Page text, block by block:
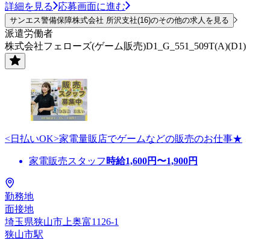
詳細を見る 応募画面に進む
サンエス警備保障株式会社 所沢支社(16)のその他の求人を見る
派遣労働者
株式会社フェローズ(ゲーム販売)D1_G_551_509T(A)(D1)
<日払いOK>家電量販店でゲームなどの販売のお仕事★
家電販売スタッフ 時給1,600円〜1,900円
勤務地
面接地
埼玉県狭山市上奥富1126-1
狭山市駅